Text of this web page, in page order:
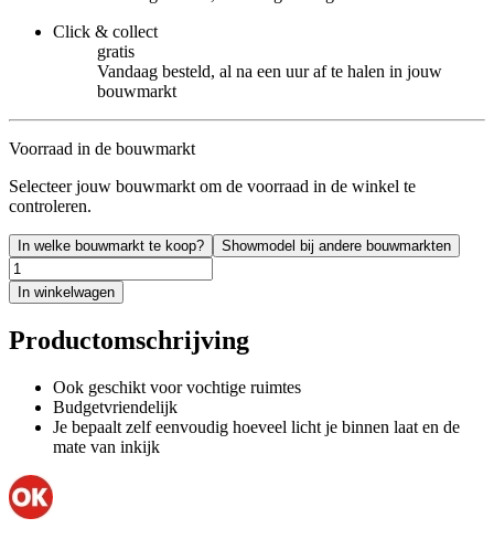
Click & collect
gratis
Vandaag besteld, al na een uur af te halen in jouw
bouwmarkt
Voorraad in de bouwmarkt
Selecteer jouw bouwmarkt om de voorraad in de winkel te
controleren.
In welke bouwmarkt te koop? Showmodel bij andere bouwmarkten
In winkelwagen
Productomschrijving
Ook geschikt voor vochtige ruimtes
Budgetvriendelijk
Je bepaalt zelf eenvoudig hoeveel licht je binnen laat en de
mate van inkijk